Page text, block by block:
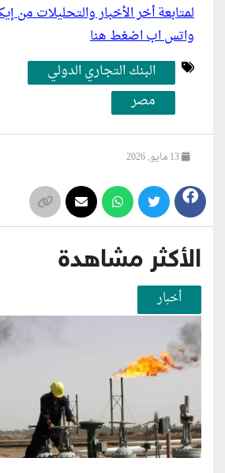
لمتابعة أخر الأخبار والتحليلات من
واتس اب اضغط هنا
البنك التجاري الدولي
مصر
الأكثر مشاهدة
أخبار